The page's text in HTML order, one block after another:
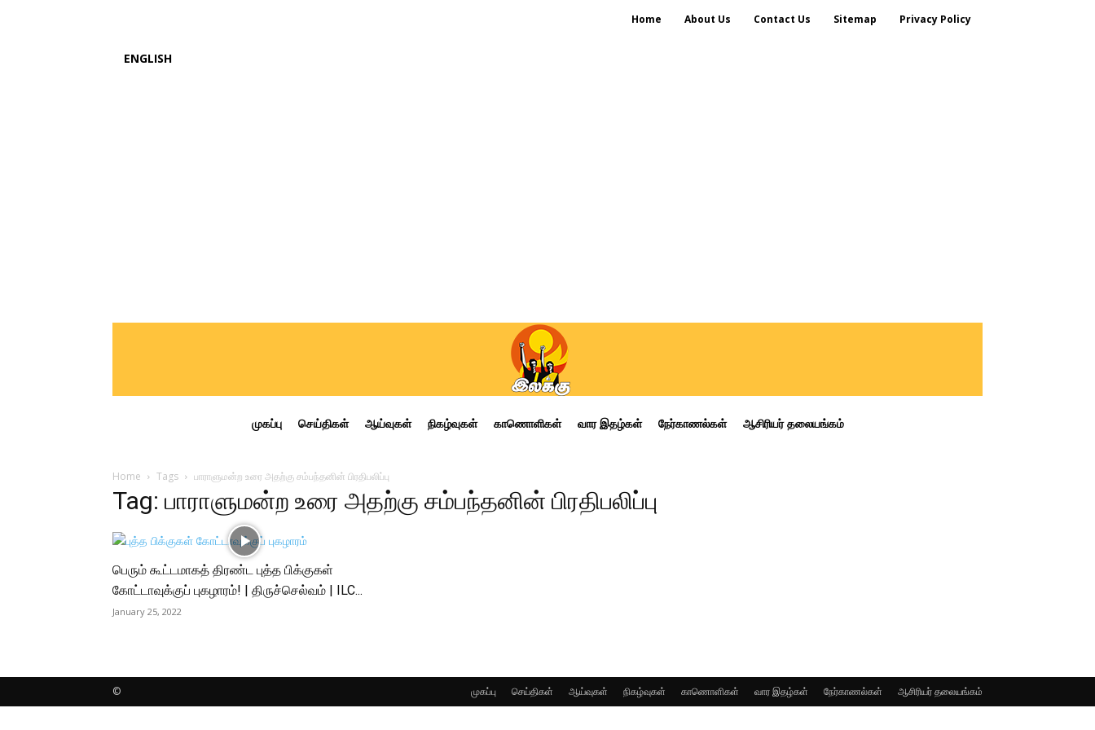
Home About Us Contact Us Sitemap Privacy Policy
ENGLISH
முகப்பு செய்திகள் ஆய்வுகள் நிகழ்வுகள் காணொளிகள் வார இதழ்கள் நேர்காணல்கள் ஆசிரியர் தலையங்கம்
Home Tags பாராளுமன்ற உரை அதற்கு சம்பந்தனின் பிரதிபலிப்பு
Tag: பாராளுமன்ற உரை அதற்கு சம்பந்தனின் பிரதிபலிப்பு
பெரும் கூட்டமாகத் திரண்ட புத்த பிக்குகள்
கோட்டாவுக்குப் புகழாரம்! | திருச்செல்வம் | ILC...
January 25, 2022
முகப்பு செய்திகள் ஆய்வுகள் நிகழ்வுகள் காணொளிகள் வார இதழ்கள் நேர்காணல்கள் ஆசிரியர் தலையங்கம்
©